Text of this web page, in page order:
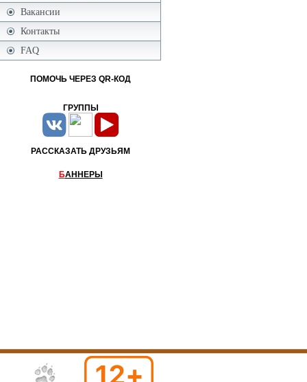
Вакансии
Контакты
FAQ
ПОМОЧЬ ЧЕРЕЗ QR-КОД
ГРУППЫ
РАССКАЗАТЬ ДРУЗЬЯМ
БАННЕРЫ